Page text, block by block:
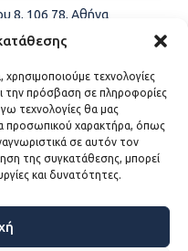
χρησιμοποιούμε τεχνολογίες
την πρόσβαση σε πληροφορίες
τεχνολογίες θα μας
προσωπικού χαρακτήρα, όπως
σε αυτόν τον
της συγκατάθεσης, μπορεί
και δυνατότητες.
8, 106 78, Αθήνα
2147500